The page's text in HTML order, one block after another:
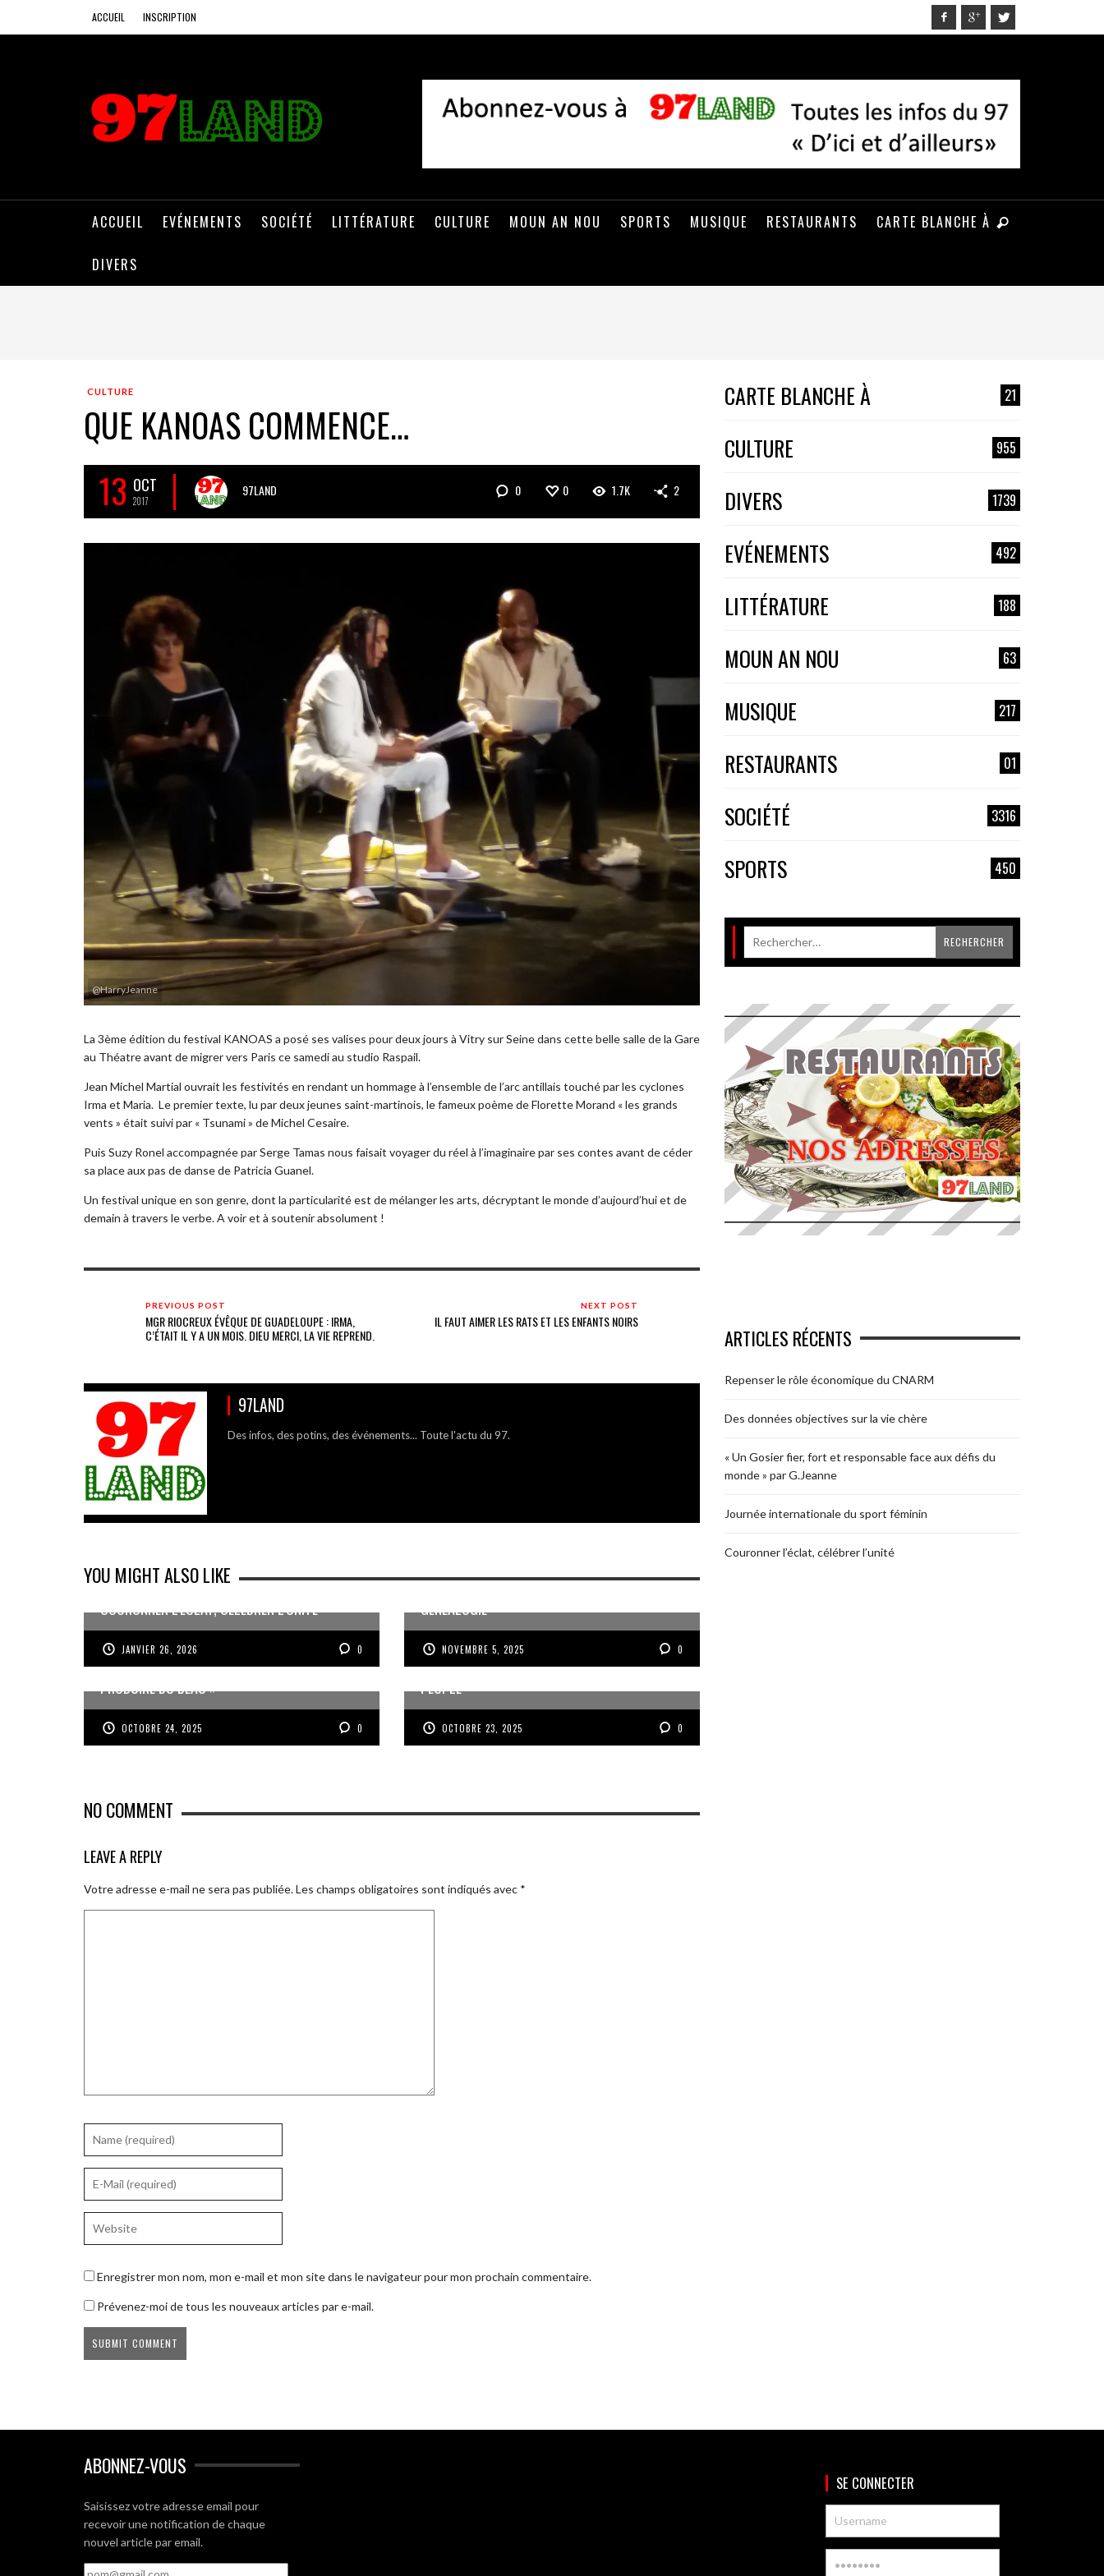
ACCUEIL INSCRIPTION
ACCUEIL EVÉNEMENTS SOCIÉTÉ LITTÉRATURE CULTURE MOUN AN NOU SPORTS MUSIQUE RESTAURANTS CARTE BLANCHE À
DIVERS
CULTURE
QUE KANOAS COMMENCE…
13 OCT
2017
97LAND 0 0 1.7K 2
@HarryJeanne
La 3ème édition du festival KANOAS a posé ses valises pour deux jours à Vitry sur Seine dans cette belle salle de la Gare
au Théatre avant de migrer vers Paris ce samedi au studio Raspail.
Jean Michel Martial ouvrait les festivités en rendant un hommage à l’ensemble de l’arc antillais touché par les cyclones
Irma et Maria. Le premier texte, lu par deux jeunes saint-martinois, le fameux poème de Florette Morand « les grands
vents » était suivi par « Tsunami » de Michel Cesaire.
Puis Suzy Ronel accompagnée par Serge Tamas nous faisait voyager du réel à l’imaginaire par ses contes avant de céder
sa place aux pas de danse de Patricia Guanel.
Un festival unique en son genre, dont la particularité est de mélanger les arts, décryptant le monde d’aujourd’hui et de
demain à travers le verbe. A voir et à soutenir absolument !
PREVIOUS POST
MGR RIOCREUX ÉVÊQUE DE GUADELOUPE : IRMA,
C’ÉTAIT IL Y A UN MOIS. DIEU MERCI, LA VIE REPREND.
NEXT POST
IL FAUT AIMER LES RATS ET LES ENFANTS NOIRS
97LAND
Des infos, des potins, des événements... Toute l'actu du 97.
YOU MIGHT ALSO LIKE
COURONNER L’ÉCLAT, CÉLÉBRER L’UNITÉ
JANVIER 26, 2026 0
GÉNÉALOGIE
NOVEMBRE 5, 2025 0
JEAN-PIERRE VOLET : « L’OBJECTIF EST DE
PRODUIRE DU BEAU »
OCTOBRE 24, 2025 0
VOIX DES ONDES, VOIX DES YOLES, VOIX D’UN
PEUPLE
OCTOBRE 23, 2025 0
NO COMMENT
LEAVE A REPLY
Votre adresse e-mail ne sera pas publiée.Les champs obligatoires sont indiqués avec *
Enregistrer mon nom, mon e-mail et mon site dans le navigateur pour mon prochain commentaire.
Prévenez-moi de tous les nouveaux articles par e-mail.
CARTE BLANCHE À 21
CULTURE 955
DIVERS 1739
EVÉNEMENTS 492
LITTÉRATURE 188
MOUN AN NOU 63
MUSIQUE 217
RESTAURANTS 01
SOCIÉTÉ 3316
SPORTS 450
ARTICLES RÉCENTS
Repenser le rôle économique du CNARM
Des données objectives sur la vie chère
« Un Gosier fier, fort et responsable face aux défis du
monde » par G.Jeanne
Journée internationale du sport féminin
Couronner l’éclat, célébrer l’unité
ABONNEZ-VOUS
Saisissez votre adresse email pour
recevoir une notification de chaque
nouvel article par email.
nom@gmail.com
SE CONNECTER